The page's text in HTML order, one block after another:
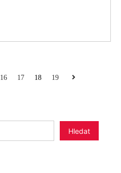
16 17 18 19 Next
Hledat